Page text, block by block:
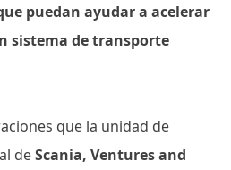
puedan ayudar a acelerar
sistema de transporte
que la unidad de
deScania, Ventures and